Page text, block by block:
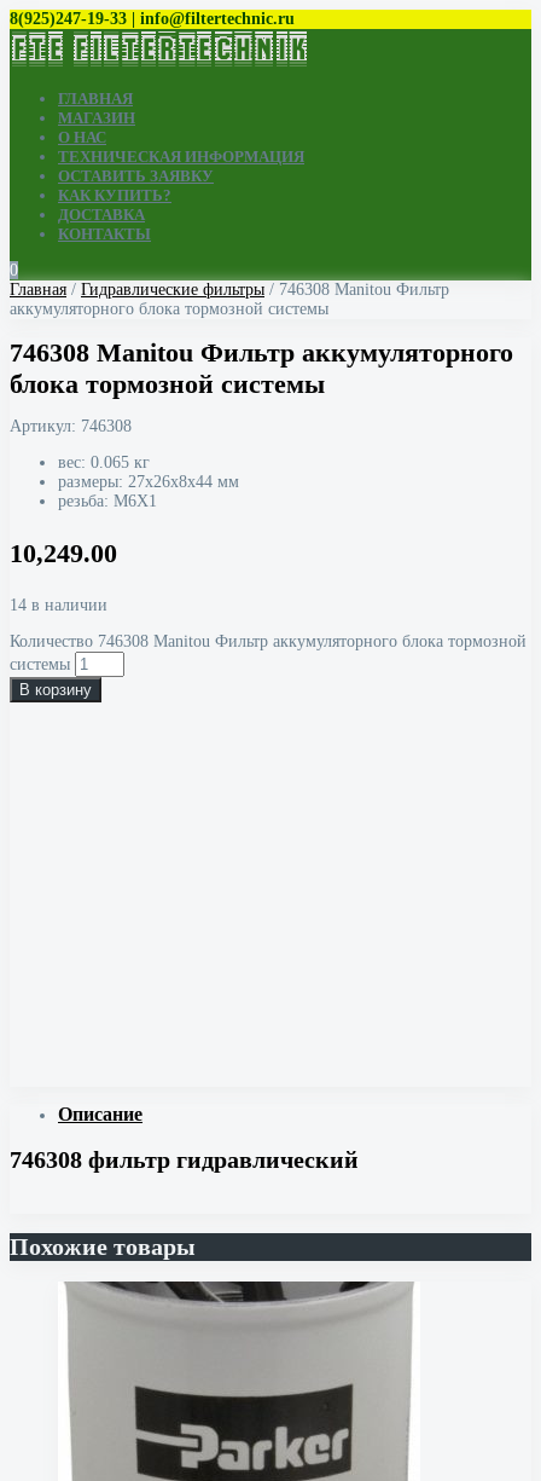
8(925)247-19-33 | info@filtertechnic.ru
ГЛАВНАЯ
МАГАЗИН
О НАС
ТЕХНИЧЕСКАЯ ИНФОРМАЦИЯ
ОСТАВИТЬ ЗАЯВКУ
КАК КУПИТЬ?
ДОСТАВКА
КОНТАКТЫ
0
Главная / Гидравлические фильтры / 746308 Manitou Фильтр
аккумуляторного блока тормозной системы
746308 Manitou Фильтр аккумуляторного
блока тормозной системы
Артикул: 746308
вес: 0.065 кг
размеры: 27x26x8x44 мм
резьба: M6X1
10,249.00
14 в наличии
Количество 746308 Manitou Фильтр аккумуляторного блока тормозной
системы
В корзину
Описание
746308 фильтр гидравлический
Похожие товары